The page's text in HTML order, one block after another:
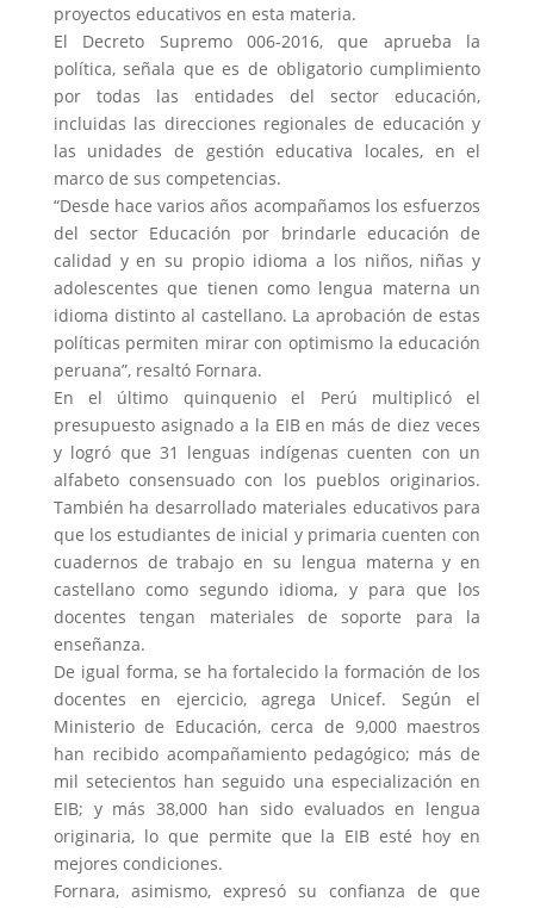
proyectos educativos en esta materia.
El Decreto Supremo 006-2016, que aprueba la
política, señala que es de obligatorio cumplimiento
por todas las entidades del sector educación,
incluidas las direcciones regionales de educación y
las unidades de gestión educativa locales, en el
marco de sus competencias.
“Desde hace varios años acompañamos los esfuerzos
del sector Educación por brindarle educación de
calidad y en su propio idioma a los niños, niñas y
adolescentes que tienen como lengua materna un
idioma distinto al castellano. La aprobación de estas
políticas permiten mirar con optimismo la educación
peruana”, resaltó Fornara.
En el último quinquenio el Perú multiplicó el
presupuesto asignado a la EIB en más de diez veces
y logró que 31 lenguas indígenas cuenten con un
alfabeto consensuado con los pueblos originarios.
También ha desarrollado materiales educativos para
que los estudiantes de inicial y primaria cuenten con
cuadernos de trabajo en su lengua materna y en
castellano como segundo idioma, y para que los
docentes tengan materiales de soporte para la
enseñanza.
De igual forma, se ha fortalecido la formación de los
docentes en ejercicio, agrega Unicef. Según el
Ministerio de Educación, cerca de 9,000 maestros
han recibido acompañamiento pedagógico; más de
mil setecientos han seguido una especialización en
EIB; y más 38,000 han sido evaluados en lengua
originaria, lo que permite que la EIB esté hoy en
mejores condiciones.
Fornara, asimismo, expresó su confianza de que